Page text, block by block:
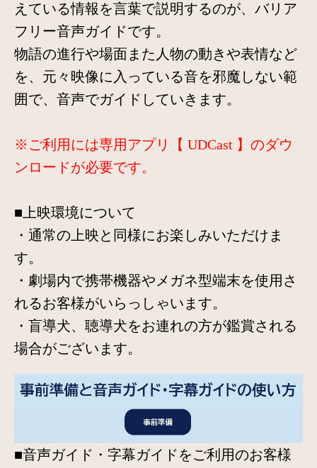
えている情報を言葉で説明するのが、バリア
フリー音声ガイドです。
物語の進行や場面また人物の動きや表情など
を、元々映像に入っている音を邪魔しない範
囲で、音声でガイドしていきます。
※ご利用には専用アプリ【 UDCast 】のダウ
ンロードが必要です。
■上映環境について
・通常の上映と同様にお楽しみいただけま
す。
・劇場内で携帯機器やメガネ型端末を使用さ
れるお客様がいらっしゃいます。
・盲導犬、聴導犬をお連れの方が鑑賞される
場合がございます。
■音声ガイド・字幕ガイドをご利用のお客様